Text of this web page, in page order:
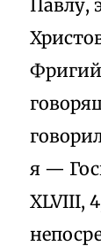
Павлу,
я —
XLVIII,